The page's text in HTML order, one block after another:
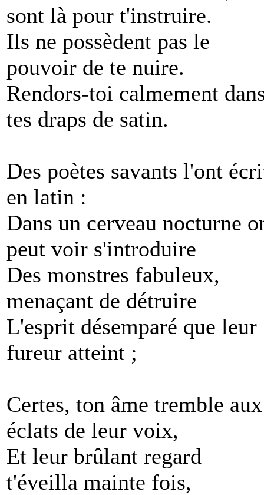
sont là pour t'instruire.
Ils ne possèdent pas le
pouvoir de te nuire.
Rendors-toi calmement
tes draps de satin.
Des poètes savants l'ont
en latin :
Dans un cerveau nocturne
peut voir s'introduire
Des monstres fabuleux,
menaçant de détruire
L'esprit désemparé que leur
fureur atteint ;
Certes, ton âme tremble aux
éclats de leur voix,
Et leur brûlant regard
t'éveilla mainte fois,